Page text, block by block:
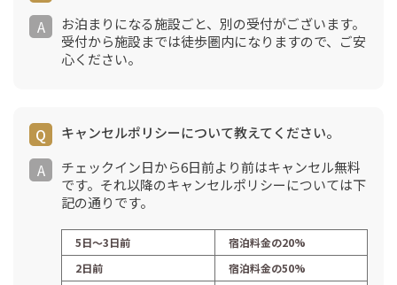
お泊まりになる施設ごと、別の受付がございます。
受付から施設までは徒歩圏内になりますので、ご安
心ください。
キャンセルポリシーについて教えてください。
チェックイン日から6日前より前はキャンセル無料
です。それ以降のキャンセルポリシーについては下
記の通りです。
5日〜3日前
宿泊料金の20%
2日前
宿泊料金の50%